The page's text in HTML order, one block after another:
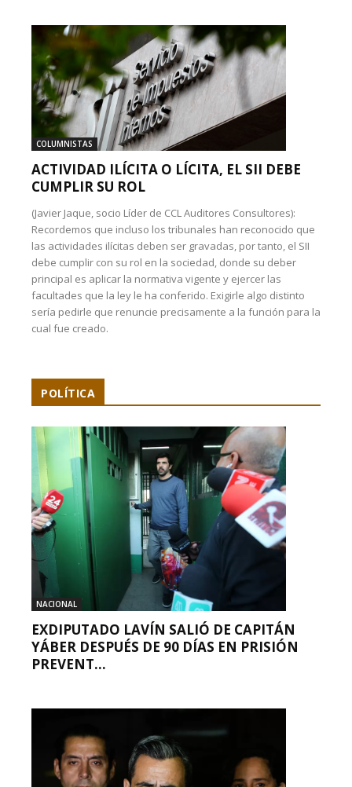
COLUMNISTAS
ACTIVIDAD ILÍCITA O LÍCITA, EL SII DEBE
CUMPLIR SU ROL
(Javier Jaque, socio Líder de CCL Auditores Consultores):
Recordemos que incluso los tribunales han reconocido que
las actividades ilícitas deben ser gravadas, por tanto, el SII
debe cumplir con su rol en la sociedad, donde su deber
principal es aplicar la normativa vigente y ejercer las
facultades que la ley le ha conferido. Exigirle algo distinto
sería pedirle que renuncie precisamente a la función para la
cual fue creado.
POLÍTICA
NACIONAL
EXDIPUTADO LAVÍN SALIÓ DE CAPITÁN
YÁBER DESPUÉS DE 90 DÍAS EN PRISIÓN
PREVENT...